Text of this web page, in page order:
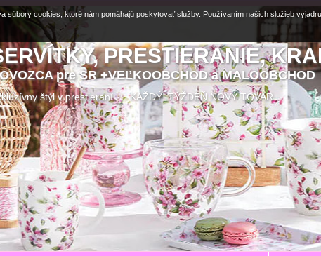
PRESTIERANIE,
pre SR +VEĽKOOBCHOD a MALOOBCHOD
štýl v prestieraní KAŽDÝ TÝŽDEŇ NOVÝ TOVAR
súbory cookies, ktoré nám pomáhajú poskytovať služby. Používaním našich služieb